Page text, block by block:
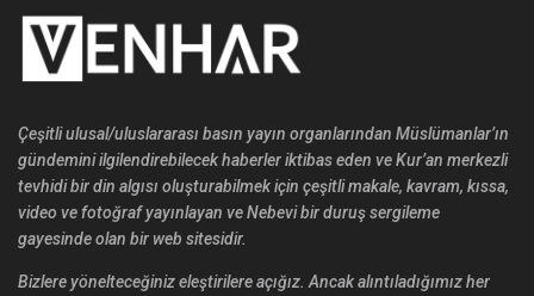
Çeşitli ulusal/uluslararası basın yayın organlarından Müslümanlar’ın
gündemini ilgilendirebilecek haberler iktibas eden ve Kur’an merkezli
tevhidi bir din algısı oluşturabilmek için çeşitli makale, kavram, kıssa,
video ve fotoğraf yayınlayan ve Nebevi bir duruş sergileme
gayesinde olan bir web sitesidir.
Bizlere yönelteceğiniz eleştirilere açığız. Ancak alıntıladığımız her